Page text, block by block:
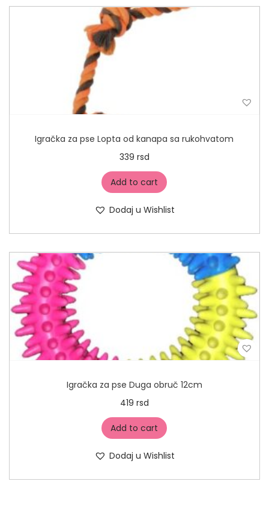
Igračka za pse Lopta od kanapa sa rukohvatom
339 rsd
Add to cart
Dodaj u Wishlist
Igračka za pse Duga obruč 12cm
419 rsd
Add to cart
Dodaj u Wishlist